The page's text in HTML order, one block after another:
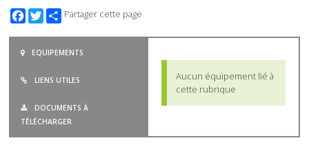
Facebook
TwitterPartager cette page
EQUIPEMENTS
LIENS UTILES
DOCUMENTS À
TÉLÉCHARGER
Aucun équipement lié à
cette rubrique